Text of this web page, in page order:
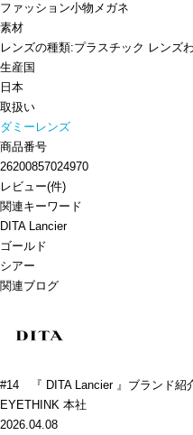
ファッション小物 メガネ
素材
レンズの種類:プラスチック レンズ
生産国
日本
取扱い
ダミーレンズ
商品番号
26200857024970
レビュー(件)
関連キーワード
DITA Lancier
ゴールド
シアー
関連ブログ
#14 『 DITA Lancier 』ブランド紹
EYETHINK 本社
2026.04.08